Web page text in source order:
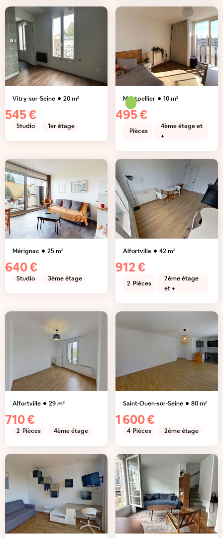
Vitry-sur-Seine 20m²
545 €
Studio 1er étage
Montpellier 10m²
495 €
Pièces
4ème étage et
+
Mérignac 25m²
640 €
Studio 3ème étage
Alfortville 42m²
912 €
2 Pièces
7ème étage
et +
Alfortville 29m²
710 €
2 Pièces 4ème étage
Saint-Ouen-sur-Seine 80m²
1 600 €
4 Pièces 2ème étage